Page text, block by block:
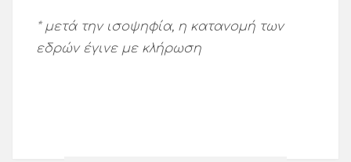
* μετά την ισοψηφία, η κατανομή των
εδρών έγινε με κλήρωση